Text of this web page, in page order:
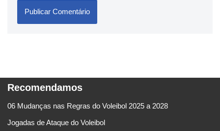
Recomendamos
06 Mudanças nas Regras do Voleibol 2025 a 2028
Jogadas de Ataque do Voleibol